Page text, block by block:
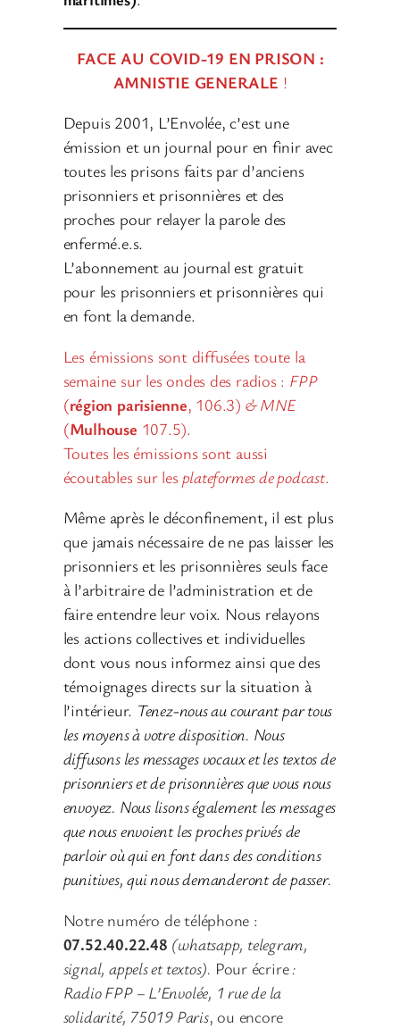
FACE AU COVID-19 EN PRISON :
AMNISTIE GENERALE !
Depuis 2001, L’Envolée, c’est une
émission et un journal pour en finir avec
toutes les prisons faits par d’anciens
prisonniers et prisonnières et des
proches pour relayer la parole des
enfermé.e.s.
L’abonnement au journal est gratuit
pour les prisonniers et prisonnières qui
en font la demande.
Les émissions sont diffusées toute la
semaine sur les ondes des radios : FPP
(région parisienne, 106.3) & MNE
(Mulhouse 107.5).
Toutes les émissions sont aussi
écoutables sur les plateformes de podcast.
Même après le déconfinement, il est plus
que jamais nécessaire de ne pas laisser les
prisonniers et les prisonnières seuls face
à l’arbitraire de l’administration et de
faire entendre leur voix. Nous relayons
les actions collectives et individuelles
dont vous nous informez ainsi que des
témoignages directs sur la situation à
l’intérieur. Tenez-nous au courant par tous
les moyens à votre disposition. Nous
diffusons les messages vocaux et les textos de
prisonniers et de prisonnières que vous nous
envoyez. Nous lisons également les messages
que nous envoient les proches privés de
parloir où qui en font dans des conditions
punitives, qui nous demanderont de passer.
Notre numéro de téléphone :
07.52.40.22.48 (whatsapp, telegram,
signal, appels et textos). Pour écrire:
Radio FPP – L’Envolée, 1 rue de la
solidarité, 75019 Paris, ou encore